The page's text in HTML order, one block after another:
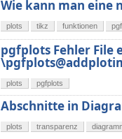
Wie kann man eine
plots tikz funktionen
pgfplots Fehler File
plots pgfplots
Abschnitte in
plots transparenz